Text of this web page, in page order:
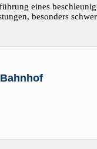
eines
besonders